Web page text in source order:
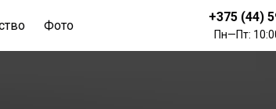
Фото
+375 (44)
Пн—Пт: